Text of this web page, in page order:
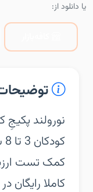
یا دانلود از:
‏‏نورولند
کمک تست
کاملا رایگان